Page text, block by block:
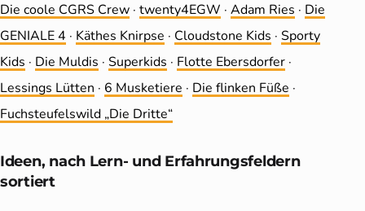
Die coole CGRS Crew · twenty4EGW · Adam Ries · Die
GENIALE 4 · Käthes Knirpse · Cloudstone Kids · Sporty
Kids · Die Muldis · Superkids · Flotte Ebersdorfer ·
Lessings Lütten · 6 Musketiere · Die flinken Füße ·
Fuchsteufelswild „Die Dritte“
Ideen, nach Lern- und Erfahrungs­feldern
sortiert